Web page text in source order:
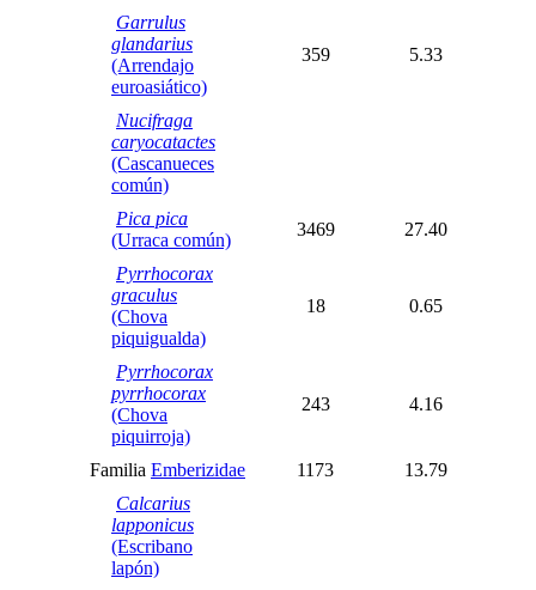
Garrulus
glandarius
(Arrendajo
euroasiático)
359 5.33
Nucifraga
caryocatactes
(Cascanueces
común)
Pica pica
(Urraca común)
3469 27.40
Pyrrhocorax
graculus
(Chova
piquigualda)
18 0.65
Pyrrhocorax
pyrrhocorax
(Chova
piquirroja)
243 4.16
Familia Emberizidae 1173
13.79
Calcarius
lapponicus
(Escribano
lapón)